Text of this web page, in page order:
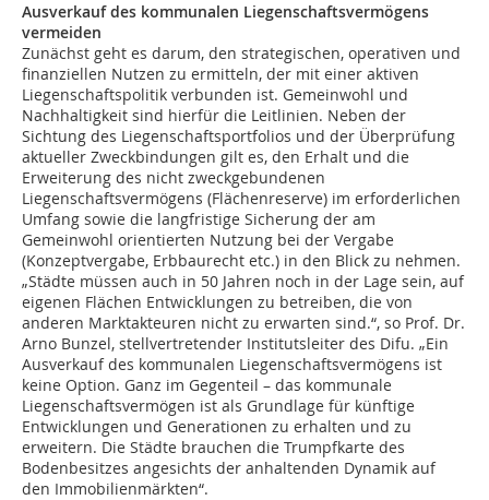
Ausverkauf des kommunalen Liegenschaftsvermögens
vermeiden
Zunächst geht es darum, den strategischen, operativen und
finanziellen Nutzen zu ermitteln, der mit einer aktiven
Liegenschaftspolitik verbunden ist. Gemeinwohl und
Nachhaltigkeit sind hierfür die Leitlinien. Neben der
Sichtung des Liegenschaftsportfolios und der Überprüfung
aktueller Zweckbindungen gilt es, den Erhalt und die
Erweiterung des nicht zweckgebundenen
Liegenschaftsvermögens (Flächenreserve) im erforderlichen
Umfang sowie die langfristige Sicherung der am
Gemeinwohl orientierten Nutzung bei der Vergabe
(Konzeptvergabe, Erbbaurecht etc.) in den Blick zu nehmen.
„Städte müssen auch in 50 Jahren noch in der Lage sein, auf
eigenen Flächen Entwicklungen zu betreiben, die von
anderen Marktakteuren nicht zu erwarten sind.“, so Prof. Dr.
Arno Bunzel, stellvertretender Institutsleiter des Difu. „Ein
Ausverkauf des kommunalen Liegenschaftsvermögens ist
keine Option. Ganz im Gegenteil – das kommunale
Liegenschaftsvermögen ist als Grundlage für künftige
Entwicklungen und Generationen zu erhalten und zu
erweitern. Die Städte brauchen die Trumpfkarte des
Bodenbesitzes angesichts der anhaltenden Dynamik auf
den Immobilienmärkten“.